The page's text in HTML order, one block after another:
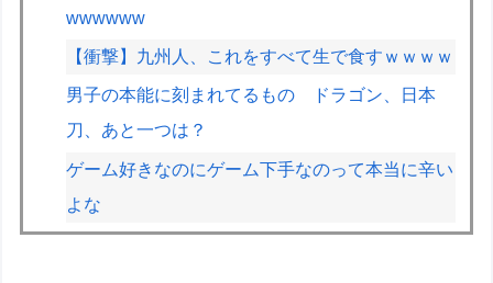
wwwwww
【衝撃】九州人、これをすべて生で食すｗｗｗｗ
男子の本能に刻まれてるもの ドラゴン、日本
刀、あと一つは？
ゲーム好きなのにゲーム下手なのって本当に辛い
よな